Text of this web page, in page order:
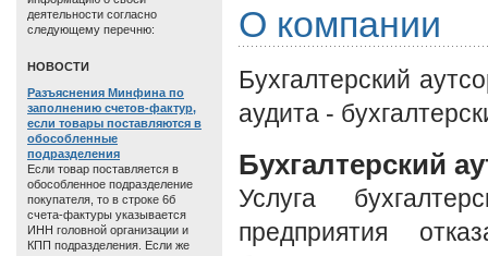
О компании
Бухгалтерский
аудита -
Бухгалтерский
Услуга
предприятия
деятельности согласно
следующему перечню:
HОВОСТИ
Разъяснения Минфина по
заполнению счетов-фактур,
если товары поставляются в
обособленные
подразделения
Если товар поставляется в
обособленное подразделение
покупателя, то в строке 6б
счета-фактуры указывается
ИНН головной организации и
КПП подразделения. Если же